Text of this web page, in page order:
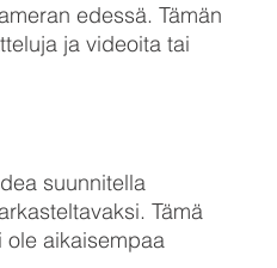
edessä. Tämän
ja videoita tai
suunnitella
Tämä
ole aikaisempaa